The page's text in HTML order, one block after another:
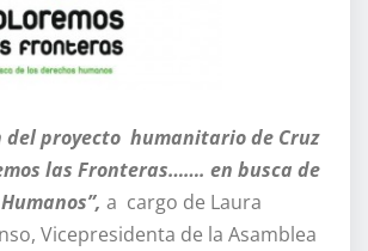
del proyecto humanitario de Cruz
las Fronteras……. en busca de
a cargo de Laura
Vicepresidenta de la Asamblea